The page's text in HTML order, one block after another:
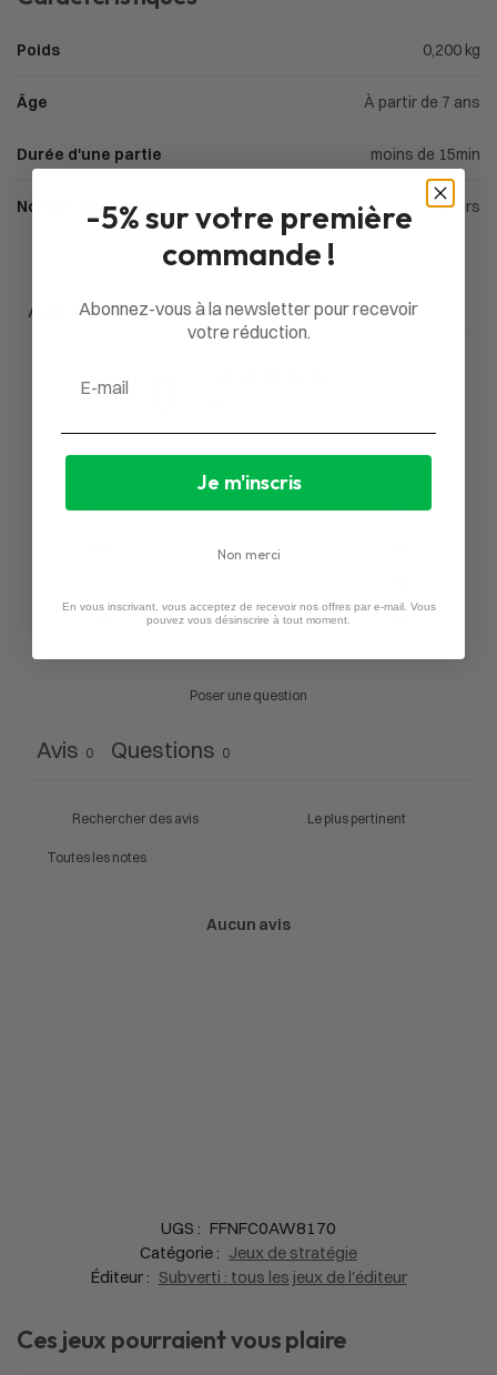
Poids 0,200 kg
Âge À partir de 7 ans
Durée d'une partie moins de 15min
Nombre de joueurs 2 à 5 joueurs
Avis du client
4
0%
Poser une question
Avis 0 Questions 0
Aucun avis
UGS : FFNFC0AW8170
Catégorie : Jeux de stratégie
Éditeur : Subverti : tous les jeux de l'éditeur
Ces jeux pourraient vous plaire
-5% sur votre première
commande !
Abonnez-vous à la newsletter pour recevoir
votre réduction.
Je m'inscris
Non merci
En vous inscrivant, vous acceptez de recevoir nos offres par e-mail. Vous
pouvez vous désinscrire à tout moment.